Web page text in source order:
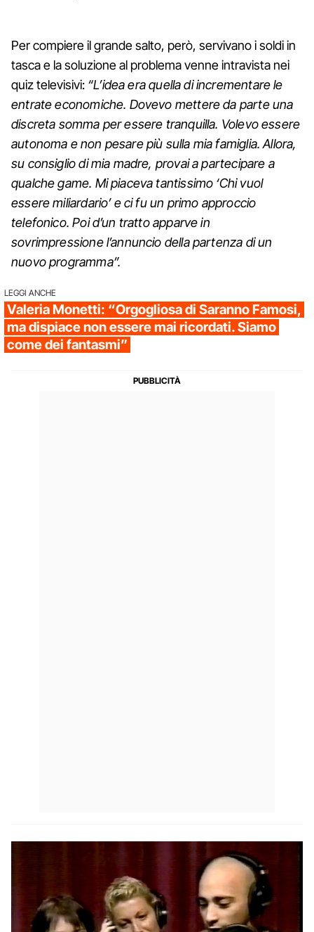
Per compiere il grande salto, però, servivano i soldi in
tasca e la soluzione al problema venne intravista nei
quiz televisivi: “L’idea era quella di incrementare le
entrate economiche. Dovevo mettere da parte una
discreta somma per essere tranquilla. Volevo essere
autonoma e non pesare più sulla mia famiglia. Allora,
su consiglio di mia madre, provai a partecipare a
qualche game. Mi piaceva tantissimo ‘Chi vuol
essere miliardario’ e ci fu un primo approccio
telefonico. Poi d’un tratto apparve in
sovrimpressione l’annuncio della partenza di un
nuovo programma”.
LEGGI ANCHE
Valeria Monetti: “Orgogliosa di Saranno Famosi,
ma dispiace non essere mai ricordati. Siamo
come dei fantasmi”